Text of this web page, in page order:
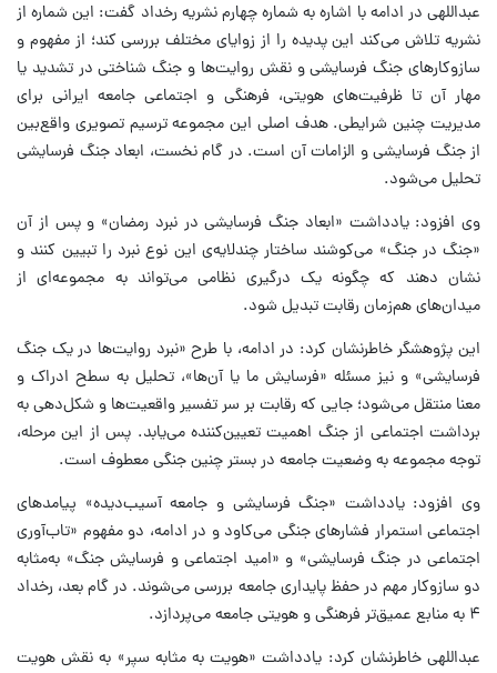
عبداللهی در ادامه با اشاره به شماره چهارم نشریه رخداد گفت: این شماره از
نشریه تلاش می‌کند این پدیده را از زوایای مختلف بررسی کند؛ از مفهوم و
سازوکارهای جنگ فرسایشی و نقش روایت‌ها و جنگ شناختی در تشدید یا
مهار آن تا ظرفیت‌های هویتی، فرهنگی و اجتماعی جامعه ایرانی برای
مدیریت چنین شرایطی. هدف اصلی این مجموعه ترسیم تصویری واقع‌بین
از جنگ فرسایشی و الزامات آن است. در گام نخست، ابعاد جنگ فرسایشی
تحلیل می‌شود.
وی افزود: یادداشت «ابعاد جنگ فرسایشی در نبرد رمضان» و پس از آن
«جنگ در جنگ» می‌کوشند ساختار چندلایه‌ی این نوع نبرد را تبیین کنند و
نشان دهند که چگونه یک درگیری نظامی می‌تواند به مجموعه‌ای از
میدان‌های هم‌زمان رقابت تبدیل شود.
این پژوهشگر خاطرنشان کرد: در ادامه، با طرح «نبرد روایت‌ها در یک جنگ
فرسایشی» و نیز مسئله‌ «فرسایش ما یا آن‌ها»، تحلیل به سطح ادراک و
معنا منتقل می‌شود؛ جایی که رقابت بر سر تفسیر واقعیت‌ها و شکل‌دهی به
برداشت اجتماعی از جنگ اهمیت تعیین‌کننده می‌یابد. پس از این مرحله،
توجه مجموعه به وضعیت جامعه در بستر چنین جنگی معطوف است.
وی افزود: یادداشت «جنگ فرسایشی و جامعه آسیب‌دیده» پیامدهای
اجتماعی استمرار فشارهای جنگی می‌کاود و در ادامه، دو مفهوم «تاب‌آوری
اجتماعی در جنگ فرسایشی» و «امید اجتماعی و فرسایش جنگ» به‌مثابه
دو سازوکار مهم در حفظ پایداری جامعه بررسی می‌شوند. در گام بعد، رخداد
۴ به منابع عمیق‌تر فرهنگی و هویتی جامعه می‌پردازد.
عبداللهی خاطرنشان کرد: یادداشت «هویت به مثابه سپر» به نقش هویت